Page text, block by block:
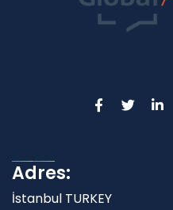
Adres:
İstanbul TURKEY